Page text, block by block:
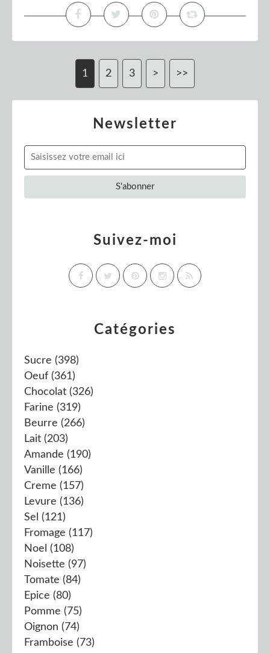
1 2 3 > >>
Newsletter
Catégories
Sucre (398)
Oeuf (361)
Chocolat (326)
Farine (319)
Beurre (266)
Lait (203)
Amande (190)
Vanille (166)
Creme (157)
Levure (136)
Sel (121)
Fromage (117)
Noel (108)
Noisette (97)
Tomate (84)
Epice (80)
Pomme (75)
Oignon (74)
Framboise (73)
Suivez-moi